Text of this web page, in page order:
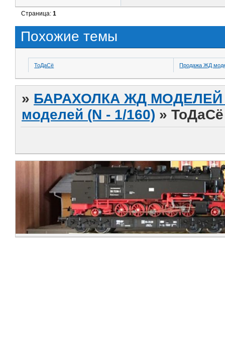
Страница:1
Похожие темы
ТоДаСё Продажа ЖД
» БАРАХОЛКА ЖД МОДЕЛЕЙ
моделей (N - 1/160) »ТоДаСё